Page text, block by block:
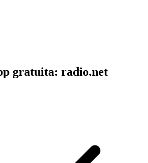
gratuita: radio.net